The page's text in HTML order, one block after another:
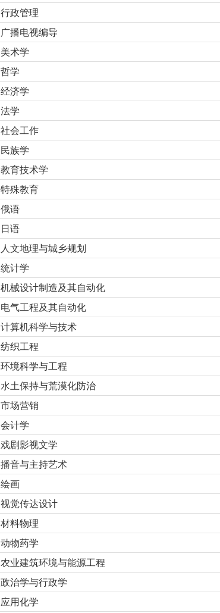
行政管理
广播电视编导
美术学
哲学
经济学
法学
社会工作
民族学
教育技术学
特殊教育
俄语
日语
人文地理与城乡规划
统计学
机械设计制造及其自动化
电气工程及其自动化
计算机科学与技术
纺织工程
环境科学与工程
水土保持与荒漠化防治
市场营销
会计学
戏剧影视文学
播音与主持艺术
绘画
视觉传达设计
材料物理
动物药学
农业建筑环境与能源工程
政治学与行政学
应用化学